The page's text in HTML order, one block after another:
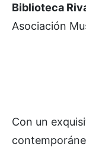
Biblioteca
Asociación
Con un